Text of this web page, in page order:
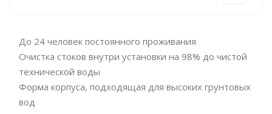
До 24 человек постоянного проживания
Очистка стоков внутри установки на 98% до чистой
технической воды
Форма корпуса, подходящая для высоких грунтовых
вод